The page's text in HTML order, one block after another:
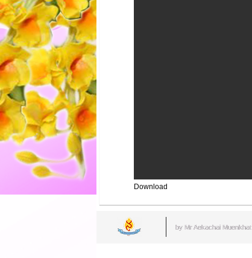
Download
by Mr.Aekachai Muenkhat